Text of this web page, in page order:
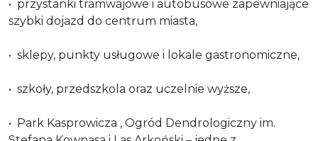
•⁠ ⁠przystanki tramwajowe i autobusowe zapewniające
szybki dojazd do centrum miasta,
•⁠ ⁠sklepy, punkty usługowe i lokale gastronomiczne,
•⁠ ⁠szkoły, przedszkola oraz uczelnie wyższe,
•⁠ ⁠Park Kasprowicza , Ogród Dendrologiczny im.